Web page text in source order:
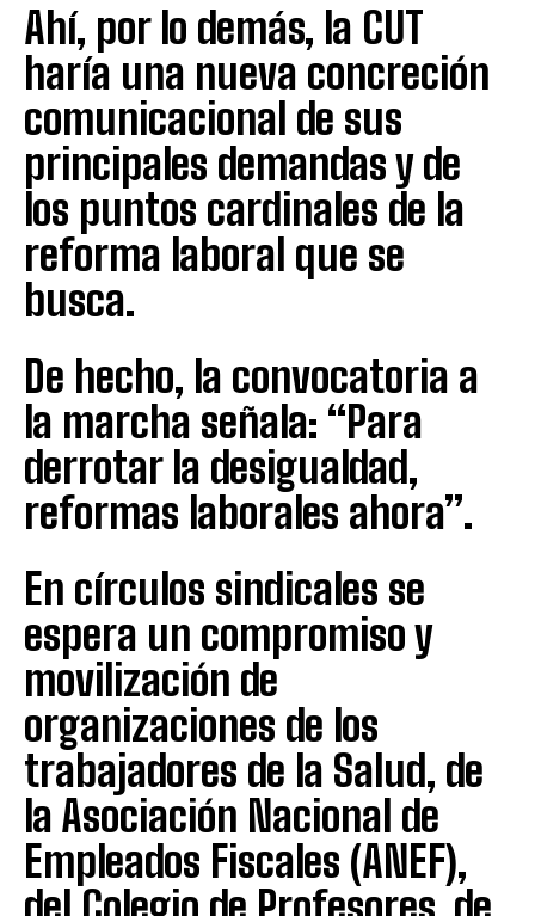
Ahí, por lo demás, la CUT
haría una nueva concreción
comunicacional de sus
principales demandas y de
los puntos cardinales de la
reforma laboral que se
busca.
De hecho, la convocatoria a
la marcha señala: “Para
derrotar la desigualdad,
reformas laborales ahora”.
En círculos sindicales se
espera un compromiso y
movilización de
organizaciones de los
trabajadores de la Salud, de
la Asociación Nacional de
Empleados Fiscales (ANEF),